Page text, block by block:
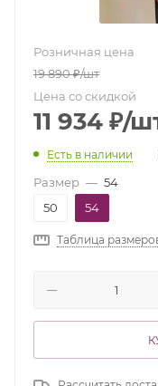
Розничная цена
19 890₽/шт
Цена со скидкой
11 934 ₽/
Есть в наличии
Размер — 54
50
54
Таблица